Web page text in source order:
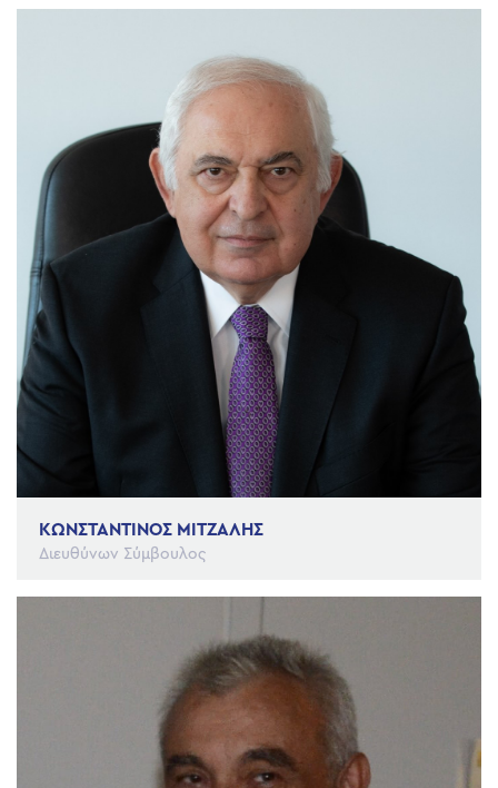
ΚΩΝΣΤΑΝΤΙΝΟΣ ΜΙΤΖΑΛΗΣ
Διευθύνων Σύμβουλος